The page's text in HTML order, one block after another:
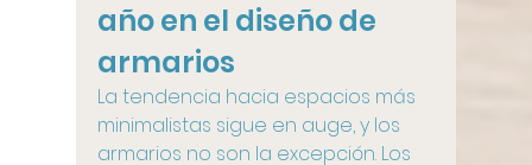
año en el diseño de
armarios
La tendencia hacia espacios más
minimalistas sigue en auge, y los
armarios no son la excepción. Los